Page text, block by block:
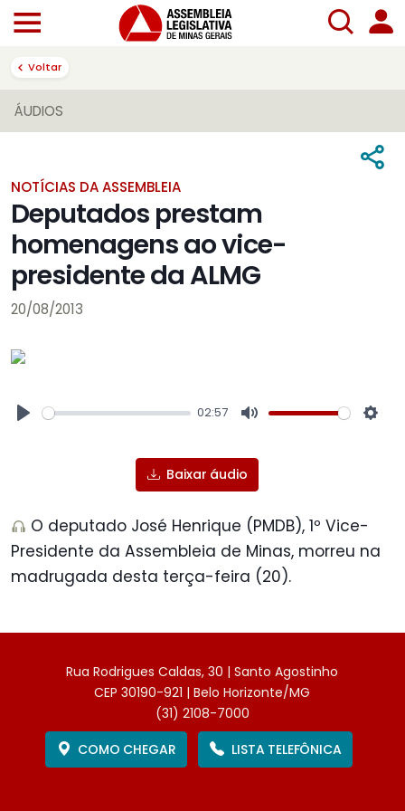
Voltar
ÁUDIOS
NOTÍCIAS DA ASSEMBLEIA
Deputados prestam
homenagens ao vice-
presidente da ALMG
20/08/2013
02:57
Baixar áudio
O deputado José Henrique (PMDB), 1º Vice-
Presidente da Assembleia de Minas, morreu na
madrugada desta terça-feira (20).
Rua Rodrigues Caldas, 30 | Santo Agostinho
CEP 30190-921 | Belo Horizonte/MG
(31) 2108-7000
COMO CHEGAR
LISTA TELEFÔNICA